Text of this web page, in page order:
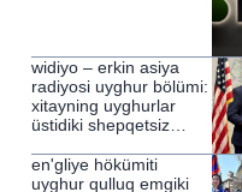
widiyo – erkin asiya
radiyosi uyghur bölümi:
xitayning uyghurlar
üstidiki shepqetsiz
zulmetlirini yérip
ötküchi nur
en'gliye hökümiti
uyghur qulluq emgiki